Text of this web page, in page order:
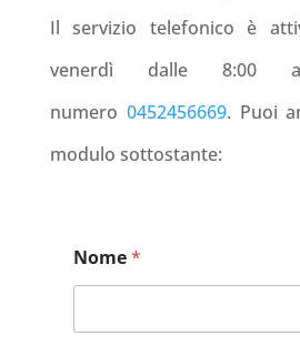
Il servizio telefonico è
venerdì dalle 8:00
numero 0452456669. Puoi
modulo sottostante:
Nome*